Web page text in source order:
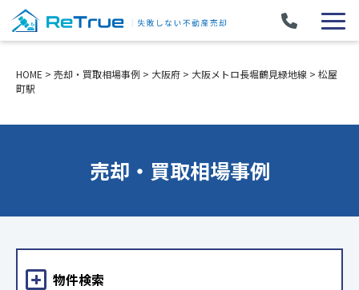
HOME > 売却・買取相場事例 > 大阪府 > 大阪メトロ長堀鶴見緑地線 > 松屋
町駅
売却・買取相場事例
物件検索